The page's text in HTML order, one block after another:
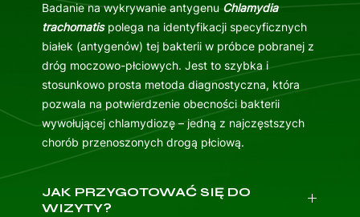
Badanie na wykrywanie antygenuChlamydia
trachomatispolega na identyfikacji specyficznych
białek (antygenów) tej bakterii w próbce pobranej z
dróg moczowo-płciowych. Jest to szybka i
stosunkowo prosta metoda diagnostyczna, która
pozwala na potwierdzenie obecności bakterii
wywołującej chlamydiozę – jedną z najczęstszych
chorób przenoszonych drogą płciową.
JAK PRZYGOTOWAĆ SIĘ DO
WIZYTY?